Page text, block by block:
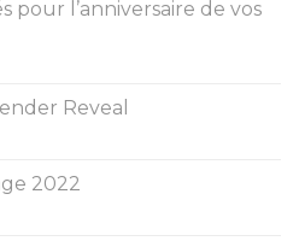
pour l’anniversaire de vos
Reveal
2022